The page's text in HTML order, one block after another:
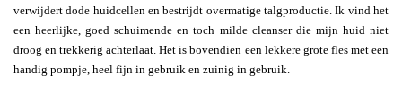
verwijdert dode huidcellen en bestrijdt overmatige talgproductie. Ik vind het
een heerlijke, goed schuimende en toch milde cleanser die mijn huid niet
droog en trekkerig achterlaat. Het is bovendien een lekkere grote fles met een
handig pompje, heel fijn in gebruik en zuinig in gebruik.